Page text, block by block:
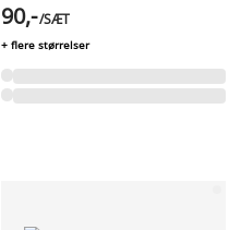
90,-/SÆT
+ flere størrelser